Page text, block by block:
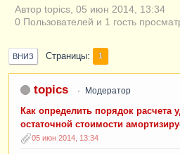
Автор topics, 05 июн 2014, 13:34
0 Пользователей и 1 гость
ВНИЗ Страницы 1
topics Модератор
Как определить порядок расчета
остаточной стоимости
05 июн 2014, 13:34